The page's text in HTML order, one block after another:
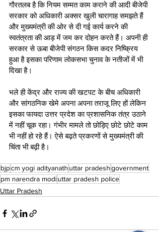
गौरतलब है कि नियम सम्मत काम कराने की आदी बीजेपी
सरकार को अधिकारी अक्सर खुली चारागाह समझते हैं
और मुख्यमंत्री की ओर से दी गई कार्य करने की
स्वतंत्रता की आड़ में जम कर दोहन करते हैं। अपनी ही
सरकार से ऊबा बीजेपी संगठन किस कदर निष्क्रिय
हुआ है इसका परिणाम लोकसभा चुनाव के नतीजों में भी
दिखा है।
भले ही केंद्र और राज्य की खटपट के बीच अधिकारी
और सांगठनिक खेमे अपना अपना तराजू लिए हों लेकिन
इसका फायदा उत्तर प्रदेश का प्रशासनिक तंत्र उठाने
में नहीं चूक रहा। गंभीर मामले तो छोड़िए छोटे छोटे काम
भी नहीं हो रहे हैं। ऐसे बढ़ते प्रकरणों से मुख्यमंत्री की
चिंता भी बढ़ी है।
bjpcm yogi adityanath uttar pradeshgovernment
pm narendra modiuttar pradesh police
Uttar Pradesh